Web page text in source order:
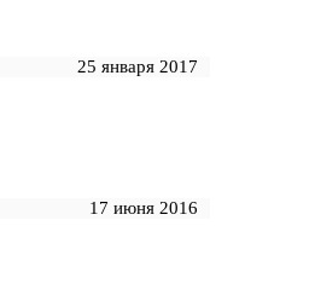
25 января 2017
17 июня 2016